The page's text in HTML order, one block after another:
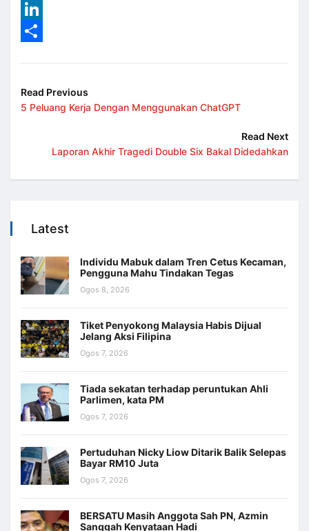
Reddit
LinkedIn
Read Previous
5 Peluang Kerja Dengan Menggunakan ChatGPT
Read Next
Laporan Akhir Tragedi Double Six Bakal Didedahkan
Latest
Individu Mabuk dalam Tren Cetus Kecaman,
Pengguna Mahu Tindakan Tegas
Ogos 8, 2026
Tiket Penyokong Malaysia Habis Dijual
Jelang Aksi Filipina
Ogos 7, 2026
Tiada sekatan terhadap peruntukan Ahli
Parlimen, kata PM
Ogos 7, 2026
Pertuduhan Nicky Liow Ditarik Balik Selepas
Bayar RM10 Juta
Ogos 7, 2026
BERSATU Masih Anggota Sah PN, Azmin
Sanggah Kenyataan Hadi